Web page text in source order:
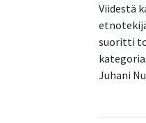
Viidestä
suoritti
Juhani